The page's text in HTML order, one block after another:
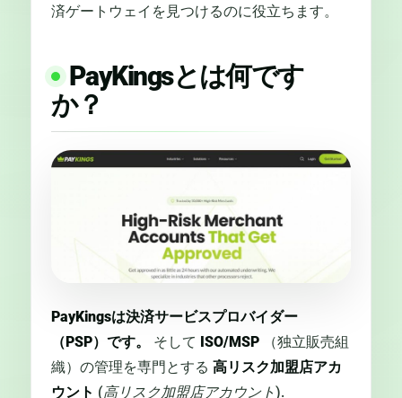
済ゲートウェイを見つけるのに役立ちます。
PayKingsとは何です
か？
PayKingsは決済サービスプロバイダー
（PSP）です。
そして ISO/MSP （独立販売組
織）の管理を専門とする 高リスク加盟店アカ
ウント (高リスク加盟店アカウント).